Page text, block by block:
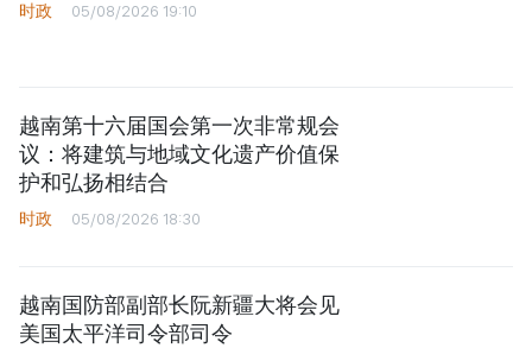
时政 05/08/2026 19:10
越南第十六届国会第一次非常规会
议：将建筑与地域文化遗产价值保
护和弘扬相结合
时政 05/08/2026 18:30
越南国防部副部长阮新疆大将会见
美国太平洋司令部司令